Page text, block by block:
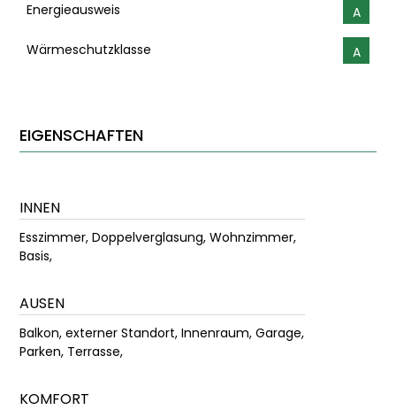
Energieausweis A
Wärmeschutzklasse A
EIGENSCHAFTEN
INNEN
Esszimmer, Doppelverglasung, Wohnzimmer,
Basis,
AUSEN
Balkon, externer Standort, Innenraum, Garage,
Parken, Terrasse,
KOMFORT